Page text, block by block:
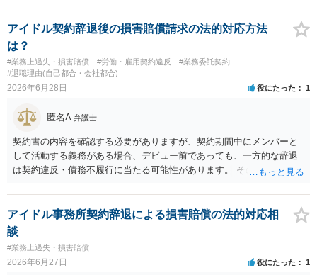
アイドル契約辞退後の損害賠償請求の法的対応方法
は？
#業務上過失・損害賠償 #労働・雇用契約違反
#業務委託契約
#退職理由(自己都合・会社都合)
2026年6月28日 役にたった 1
匿名A 弁護士
契約書の内容を確認する必要がありますが、契約期間中にメンバーと
して活動する義務がある場合、デビュー前であっても、一方的な辞退
は契約違反・債務不履行に当たる可能性があります。 そのため、運営
費用、ライブ準備費用、レッスン関係費用なども、辞退によって実際
に追加で発生した合理的費用であれば、損害として主張される可能性
があります。 もっとも、運営側の請求額がそのまま認められるわけで
はありません。各費目について、具体的な損害、金額、辞退との因果
関係を示す必要があります。特に「レッスン費用無料」と表示されて
いた場合、辞退後に講師代やスタジオ代を当然に全額請求できるかは
アイドル事務所契約辞退による損害賠償の法的対応相
談
#業務上過失・損害賠償
2026年6月27日 役にたった 1